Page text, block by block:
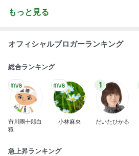
もっと見る
オフィシャルブロガーランキング
総合ランキング
市川團十郎白
猿
小林麻央
1
だいたひかる
急上昇ランキング